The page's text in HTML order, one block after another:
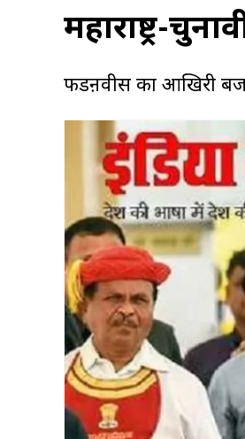
महाराष्ट्र-
फडऩवीस का आखिरी बजट